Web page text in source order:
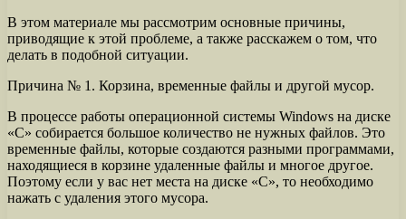
В этом материале мы рассмотрим основные причины,
приводящие к этой проблеме, а также расскажем о том, что
делать в подобной ситуации.
Причина № 1. Корзина, временные файлы и другой мусор.
В процессе работы операционной системы Windows на диске
«С» собирается большое количество не нужных файлов. Это
временные файлы, которые создаются разными программами,
находящиеся в корзине удаленные файлы и многое другое.
Поэтому если у вас нет места на диске «С», то необходимо
нажать с удаления этого мусора.